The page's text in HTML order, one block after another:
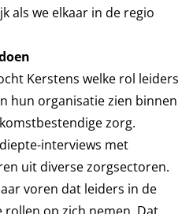
als we elkaar in de regio
Kerstens welke rol leiders
hun organisatie zien binnen
zorg.
interviews met
uit diverse zorgsectoren.
voren dat leiders in de